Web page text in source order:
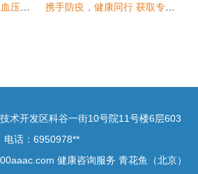
术开发区科谷一街10号院11号楼6层603
电话：6950978**
健康咨询服务 青花鱼（北京）